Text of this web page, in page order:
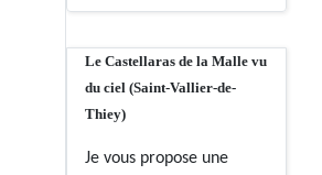
Le Castellaras de la Malle vu
du ciel (Saint-Vallier-de-
Thiey)
Je vous propose une